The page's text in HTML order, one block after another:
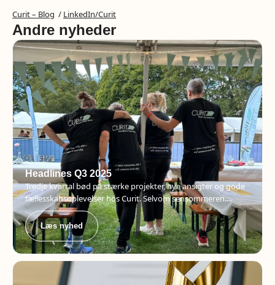
Curit – Blog / LinkedIn/Curit
Andre nyheder
Headlines Q3 2025
Tredje kvartal bød på stærke projekter, nye ansigter og gode
fællesskabsoplevelser hos Curit. Selvom sensommeren….
Læs nyhed